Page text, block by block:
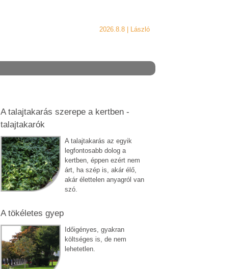
2026.8.8 | László
A talajtakarás szerepe a kertben -
talajtakarók
A talajtakarás az egyik
legfontosabb dolog a
kertben, éppen ezért nem
árt, ha szép is, akár élő,
akár élettelen anyagról van
szó.
A tökéletes gyep
Időigényes, gyakran
költséges is, de nem
lehetetlen.